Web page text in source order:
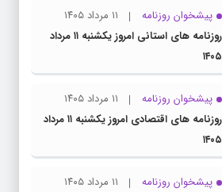
پیشخوان روزنامه
۱۱ مرداد ۱۴۰۵
روزنامه های استانی امروز یکشنبه ۱۱ مرداد
۱۴۰۵
پیشخوان روزنامه
۱۱ مرداد ۱۴۰۵
روزنامه های اقتصادی امروز یکشنبه ۱۱ مرداد
۱۴۰۵
پیشخوان روزنامه
۱۱ مرداد ۱۴۰۵